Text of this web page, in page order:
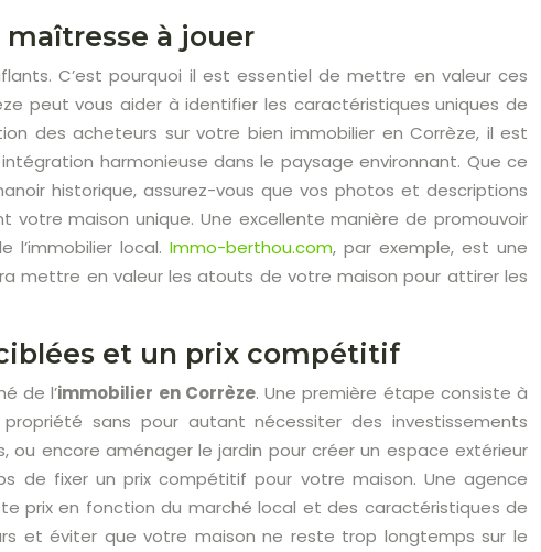
à jouer
C’est pourquoi il est essentiel de mettre en valeur ces
peut vous aider à identifier les caractéristiques uniques de
des acheteurs sur votre bien immobilier en Corrèze, il est
harmonieuse dans le paysage environnant. Que ce
historique, assurez-vous que vos photos et descriptions
maison unique. Une excellente manière de promouvoir
local. Immo-berthou.com, par exemple, est une
mettre en valeur les atouts de votre maison pour attirer les
et un prix compétitif
de l’immobilier en Corrèze. Une première étape consiste à
sans pour autant nécessiter des investissements
ou encore aménager le jardin pour créer un espace extérieur
de fixer un prix compétitif pour votre maison. Une agence
prix en fonction du marché local et des caractéristiques de
et éviter que votre maison ne reste trop longtemps sur le